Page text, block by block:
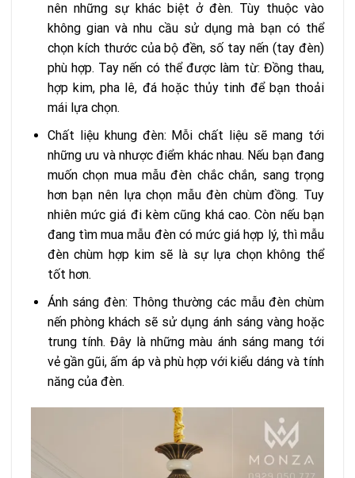
nên những sự khác biệt ở đèn. Tùy thuộc vào
không gian và nhu cầu sử dụng mà bạn có thể
chọn kích thước của bộ đền, số tay nến (tay đèn)
phù hợp. Tay nến có thể được làm từ: Đồng thau,
hợp kim, pha lê, đá hoặc thủy tinh để bạn thoải
mái lựa chọn.
Chất liệu khung đèn: Mỗi chất liệu sẽ mang tới
những ưu và nhược điểm khác nhau. Nếu bạn đang
muốn chọn mua mẫu đèn chắc chắn, sang trọng
hơn bạn nên lựa chọn mẫu đèn chùm đồng. Tuy
nhiên mức giá đi kèm cũng khá cao. Còn nếu bạn
đang tìm mua mẫu đèn có mức giá hợp lý, thì mẫu
đèn chùm hợp kim sẽ là sự lựa chọn không thể
tốt hơn.
Ánh sáng đèn: Thông thường các mẫu đèn chùm
nến phòng khách sẽ sử dụng ánh sáng vàng hoặc
trung tính. Đây là những màu ánh sáng mang tới
vẻ gần gũi, ấm áp và phù hợp với kiểu dáng và tính
năng của đèn.